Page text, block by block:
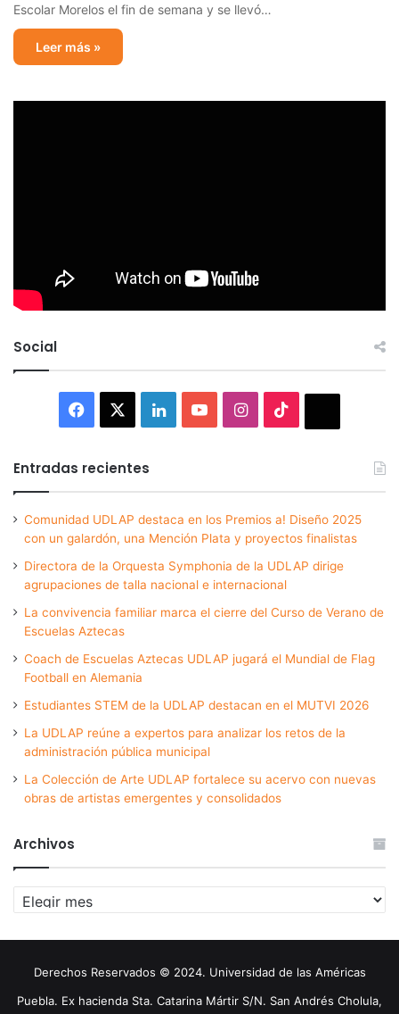
Escolar Morelos el fin de semana y se llevó…
Leer más »
Social
Facebook LinkedInYouTubeInstagram
Entradas recientes
Comunidad UDLAP destaca en los Premios a! Diseño 2025
con un galardón, una Mención Plata y proyectos finalistas
Directora de la Orquesta Symphonia de la UDLAP dirige
agrupaciones de talla nacional e internacional
La convivencia familiar marca el cierre del Curso de Verano de
Escuelas Aztecas
Coach de Escuelas Aztecas UDLAP jugará el Mundial de Flag
Football en Alemania
Estudiantes STEM de la UDLAP destacan en el MUTVI 2026
La UDLAP reúne a expertos para analizar los retos de la
administración pública municipal
La Colección de Arte UDLAP fortalece su acervo con nuevas
obras de artistas emergentes y consolidados
Archivos
Archivos
Derechos Reservados © 2024. Universidad de las Américas
Puebla. Ex hacienda Sta. Catarina Mártir S/N. San Andrés Cholula,